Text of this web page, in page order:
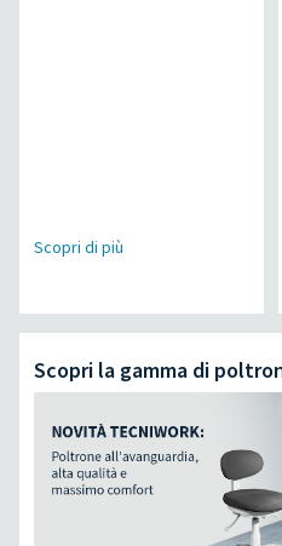
Scopri di più
Scopri la gamma di